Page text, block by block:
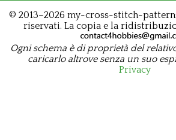
© 2013–2026 my-cross-stitch-
riservati. La copia e la
Ogni schema è di proprietà del
caricarlo altrove senza un suo
Privacy